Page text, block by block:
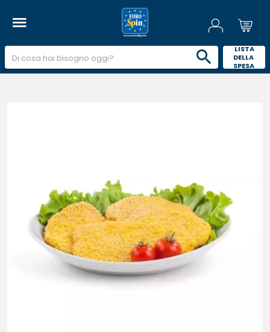
LISTA
DELLA
SPESA